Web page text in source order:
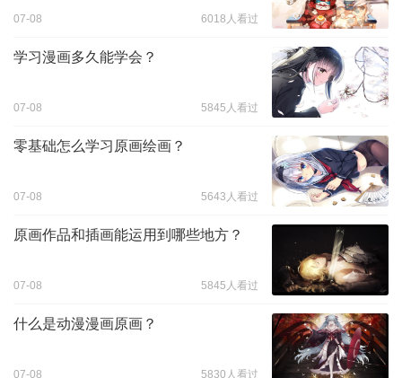
07-08 6018人看过
学习漫画多久能学会？
07-08 5845人看过
零基础怎么学习原画绘画？
07-08 5643人看过
原画作品和插画能运用到哪些地方？
07-08 5845人看过
什么是动漫漫画原画？
07-08 5830人看过